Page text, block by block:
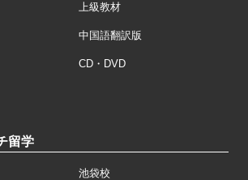
上級教材
中国語翻訳版
CD・DVD
留学
池袋校